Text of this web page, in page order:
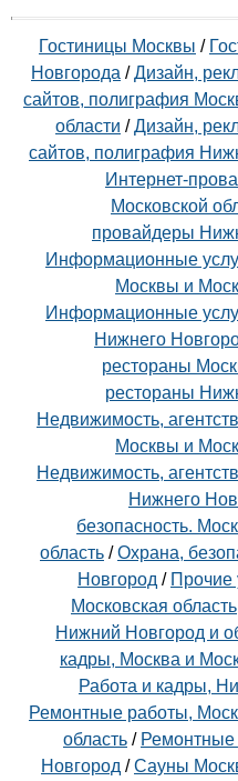
Гостиницы Москвы /
Новгорода /Дизайн,
сайтов, полиграфия
области /Дизайн,
сайтов, полиграфия
Интернет-
Московской
провайдеры
Информационные
Москвы и
Информационные
Нижнего
рестораны
рестораны
Недвижимость,
Москвы и
Недвижимость,
Нижнего
безопасность.
область /Охрана,
Новгород / Прочие
Московская область
Нижний Новгород и
кадры, Москва и
Работа и кадры,
Ремонтные работы,
область /
Новгород /Сауны